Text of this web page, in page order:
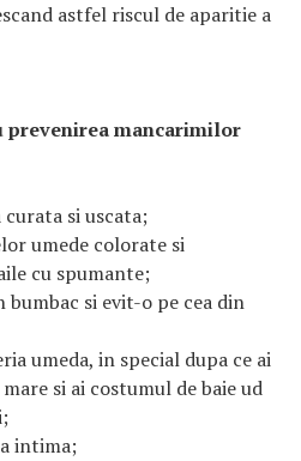
astfel riscul de aparitie a
prevenirea mancarimilor
si uscata;
umede colorate si
cu spumante;
si evit-o pe cea din
umeda, in special dupa ce ai
si ai costumul de baie ud
intima;